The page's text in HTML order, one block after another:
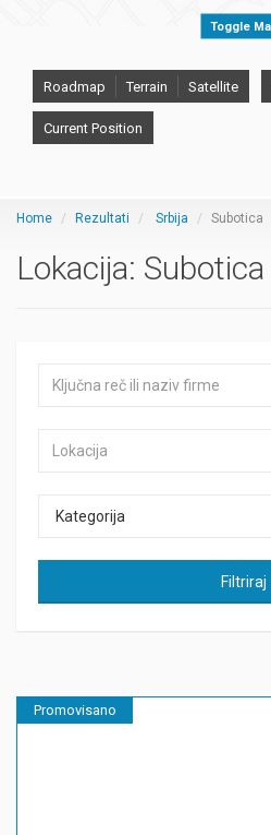
Toggle
Roadmap Terrain Satellite
Current Position
Home Rezultati Srbija Subotica
Lokacija: Subotica
Kategorija
Filtriraj
Promovisano